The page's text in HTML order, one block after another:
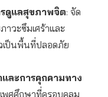
ดูแลสุขภาพจิต: จัด
าวะซึมเศร้าและ
เป็นพื้นที่ปลอดภัย
และการคุกคามทาง
พศศึกษาที่ครอบคลุม